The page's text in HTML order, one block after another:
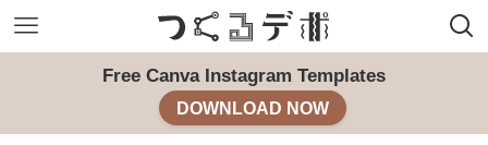
Free Canva Instagram Templates
DOWNLOAD NOW